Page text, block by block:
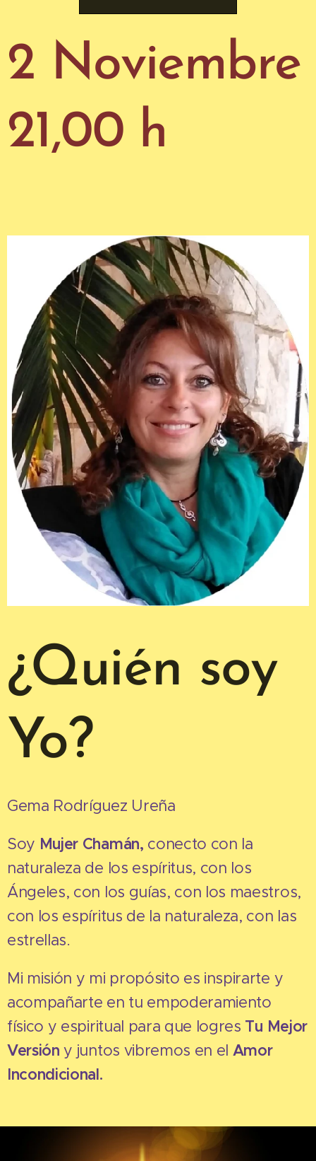
2 Noviembre
21,00 h
¿Quién soy
Yo?
Gema Rodríguez Ureña
Soy Mujer Chamán, conecto con la
naturaleza de los espíritus, con los
Ángeles, con los guías, con los maestros,
con los espíritus de la naturaleza, con las
estrellas.
Mi misión y mi propósito es inspirarte y
acompañarte en tu empoderamiento
físico y espiritual para que logres Tu Mejor
Versióny juntos vibremos en el Amor
Incondicional.